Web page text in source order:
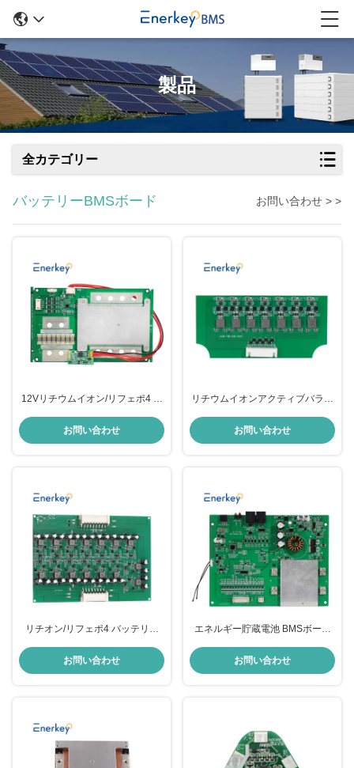
製品
全カテゴリー
バッテリーBMSボード お問い合わせ > >
12Vリチウムイオン/リフェポ4 バ
ジュール 4S 100A 150A PCMタイ
プ
お問い合わせ
リチウムイオンアクティブバラン
8S 29.6V 25.6V RS485 RS232 Bt
お問い合わせ
リチオン/リフェポ4 バッテリー
バランサー バッテリー管理システ
ム
お問い合わせ
エネルギー貯蔵電池 BMSボード
30A 40A 50A RS485
お問い合わせ